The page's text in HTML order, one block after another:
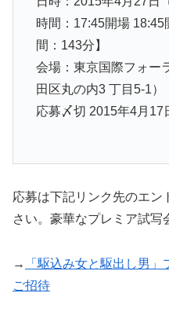
時間：17:45開場
間：143分】
会場：東京国際フォー
田区丸の内3 丁目5-1）
応募〆切 2015年4月17
応募は下記リンク先のエン
さい。豪華なプレミア試写
→
「駆込み女と駆出し男
ご招待